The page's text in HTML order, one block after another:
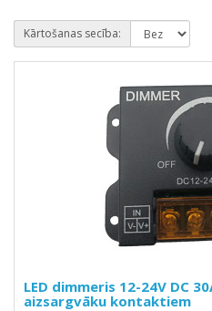
Kārtošanas secība:
LED dimmeris 12-24V DC
aizsargvāku kontaktiem